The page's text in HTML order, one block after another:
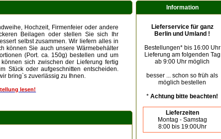
Hochzeit, Firmenfeier oder andere
Beilagen oder stellen Sie sich Ihr
selbst zusammen. Wir liefern alles in
können Sie auch unsere Wärmebehälter
(Port. ca. 150g) bestellen und um
sich zwischen der Lieferung fertig
Stück oder aufgeschnitten entscheiden.
bring`s zuverlässig zu Ihnen.
lesen!
Information
Lieferservice für ganz
Berlin und Umland !
Bestellungen* bis 16:00 Uhr
Lieferung am folgenden Tag
ab 9:00 Uhr möglich
besser ... schon so früh als
möglich bestellen
*Achtung bitte beachten!
Lieferzeiten
Montag - Samstag
8:00 bis 19:00Uhr